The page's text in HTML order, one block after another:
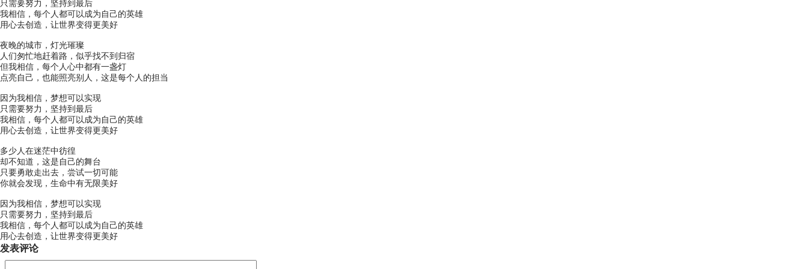
只需要努力，坚持到最后
我相信，每个人都可以成为自己的英雄
用心去创造，让世界变得更美好
夜晚的城市，灯光璀璨
人们匆忙地赶着路，似乎找不到归宿
但我相信，每个人心中都有一盏灯
点亮自己，也能照亮别人，这是每个人的担当
因为我相信，梦想可以实现
只需要努力，坚持到最后
我相信，每个人都可以成为自己的英雄
用心去创造，让世界变得更美好
多少人在迷茫中彷徨
却不知道，这是自己的舞台
只要勇敢走出去，尝试一切可能
你就会发现，生命中有无限美好
因为我相信，梦想可以实现
只需要努力，坚持到最后
我相信，每个人都可以成为自己的英雄
用心去创造，让世界变得更美好
发表评论